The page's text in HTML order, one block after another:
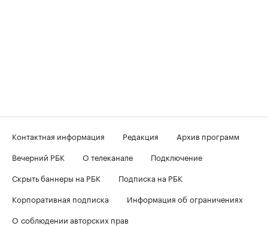
Контактная информация Редакция
Архив программ
Вечерний РБК
О телеканале
Подключение
Скрыть баннеры на РБК
Подписка на РБК
Корпоративная подписка
Информация об ограничениях
О соблюдении авторских прав